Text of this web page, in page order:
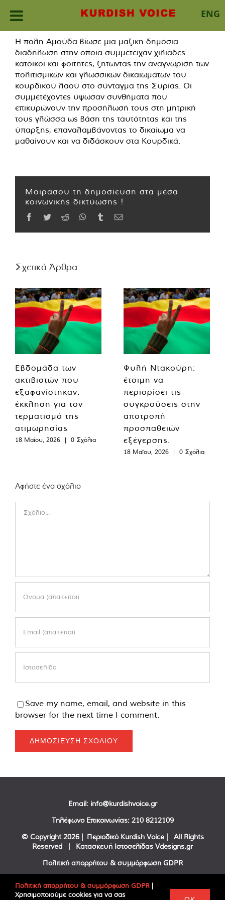
ENG
content
Η πόλη Αμούδα βίωσε μια μαζική δημόσια
διαδήλωση στην οποία συμμετείχαν χιλιάδες
κάτοικοι και φοιτητές, ζητώντας την αναγνώριση των
πολιτισμικών και γλωσσικών δικαιωμάτων του
κουρδικού λαού στο σύνταγμα της Συρίας. Οι
συμμετέχοντες ύψωσαν συνθήματα που
επικυρώνουν την προσήλωσή τους στη μητρική
τους γλώσσα ως βάση της ταυτότητας και της
ύπαρξης, επαναλαμβάνοντας το δικαίωμα να
μαθαίνουν και να διδάσκουν στα Κουρδικά.
Μοιράσου τη δημοσίευση στα μέσα
κοινωνικής δικτύωσης !
Facebook
TwitterReddit WhatsApp
TumblrEmail
Σχετικά Άρθρα
Εβδομάδα των
ακτιβιστών που
εξαφανίστηκαν:
έκκληση για τον
τερματισμό της
ατιμωρησίας
18 Μαΐου, 2026 | 0 Σχόλια
Φυλή Ντακούρη:
έτοιμη να
περιορίσει τις
συγκρούσεις στην
αποτροπή
προσπαθειών
εξέγερσης.
18 Μαΐου, 2026 | 0 Σχόλια
Αφήστε ένα σχόλιο
Save my name, email, and website in this
browser for the next time I comment.
Email: info@kurdishvoice.gr
Τηλέφωνο Επικοινωνίας: 210 8212109
© Copyright 2026 | Περιοδικό Kurdish Voice | All Rights
Reserved | Κατασκευή Ιστοσελίδας Vdesigns.gr
Πολιτική απορρήτου & συμμόρφωση GDPR
FacebookTwitter
Πολιτική απορρήτου & συμμόρφωση GDPR |
Χρησιμοποιούμε cookies για να σας